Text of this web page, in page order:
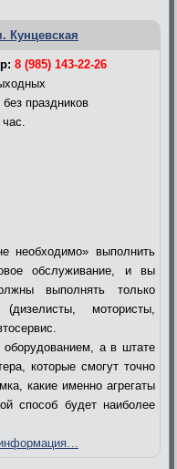
Кунцевская
8 (985) 143-22-26
без праздников
необходимо» выполнить
обслуживание, и вы
выполнять только
мотористы,
а в штате
которые смогут точно
какие именно агрегаты
способ будет наиболее